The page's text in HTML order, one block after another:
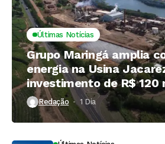
Últimas Notícias
Grupo Maringá amplia
energia na Usina
investimento de R$ 120
Redação 1 Dia ⁮